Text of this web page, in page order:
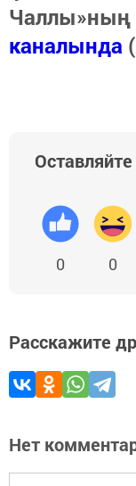
Чаллы»ның
каналында
0 0
Расскажите
Нет